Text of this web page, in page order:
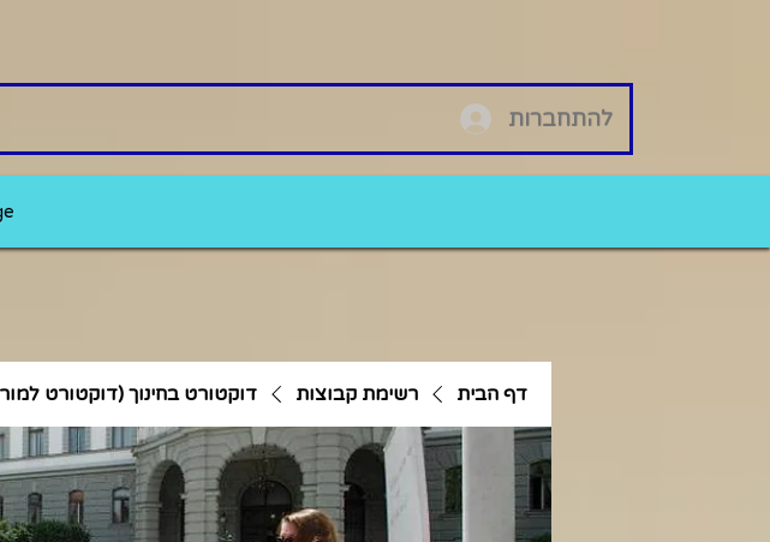
להתחברות
דף הבית רשימת קבוצות דוקטורט בחינוך (דוקטורט